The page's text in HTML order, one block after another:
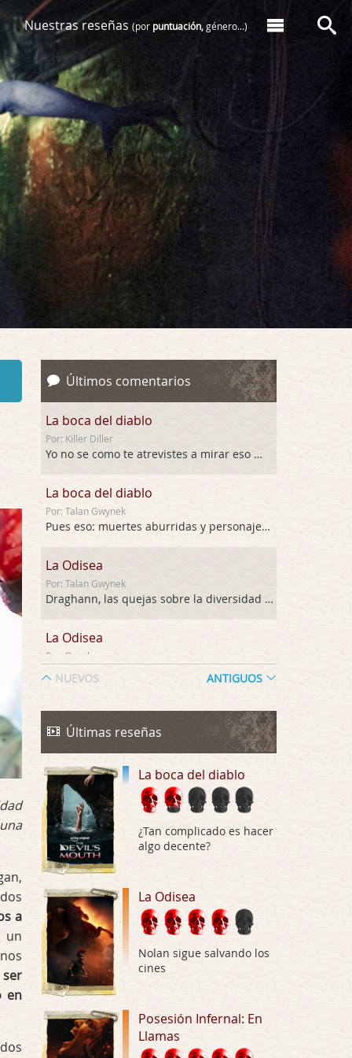
Nuestras reseñas (por puntuación,género...)
a
un
en
Últimos comentarios
La boca del diablo
Por: Killer Diller
Yo no se como te atrevistes a mirar eso …
La boca del diablo
Por: Talan Gwynek
Pues eso: muertes aburridas y personajes p …
La Odisea
Por: Talan Gwynek
Draghann, las quejas sobre la diversidad s …
La Odisea
Por: Draghann
No sé si entrar en polémicas con respect …
Trance
Por: Luar
Buena película, buen director y buenos ac …
El señor de las moscas
Por: Luar
Hungry
Por: Croc
Las 10 películas gore de Almas
Oscuras
Por: JORDI CRUYFF
Possession
Por: Chupasangre
Mi opinión en su día. Su duracion me ha …
NUEVOS ANTIGUOS
Últimas reseñas
La boca del diablo
¿Tan complicado es hacer
algo decente?
La Odisea
Nolan sigue salvando los
cines
Posesión Infernal: En
Llamas